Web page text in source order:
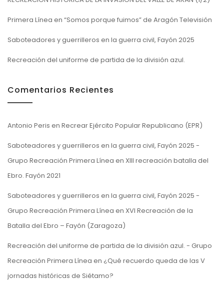
Primera Línea en “Somos porque fuimos” de Aragón Televisión
Saboteadores y guerrilleros en la guerra civil, Fayón 2025
Recreación del uniforme de partida de la división azul.
Comentarios Recientes
Antonio Peris en Recrear Ejército Popular Republicano (EPR)
Saboteadores y guerrilleros en la guerra civil, Fayón 2025 -
Grupo Recreación Primera Línea en XIII recreación batalla del
Ebro. Fayón 2021
Saboteadores y guerrilleros en la guerra civil, Fayón 2025 -
Grupo Recreación Primera Línea en XVI Recreación de la
Batalla del Ebro – Fayón (Zaragoza)
Recreación del uniforme de partida de la división azul. - Grupo
Recreación Primera Línea en ¿Qué recuerdo queda de las V
jornadas históricas de Siétamo?